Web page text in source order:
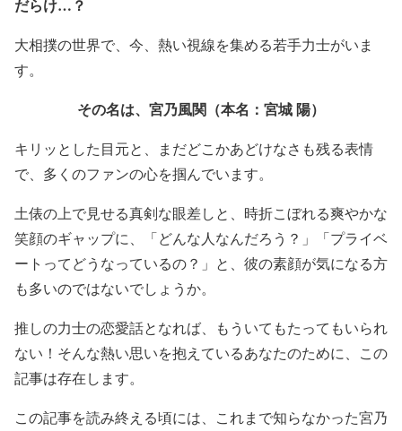
だらけ…？
大相撲の世界で、今、熱い視線を集める若手力士がいま
す。
その名は、宮乃風関（本名：宮城 陽）
キリッとした目元と、まだどこかあどけなさも残る表情
で、多くのファンの心を掴んでいます。
土俵の上で見せる真剣な眼差しと、時折こぼれる爽やかな
笑顔のギャップに、「どんな人なんだろう？」「プライベ
ートってどうなっているの？」と、彼の素顔が気になる方
も多いのではないでしょうか。
推しの力士の恋愛話となれば、もういてもたってもいられ
ない！そんな熱い思いを抱えているあなたのために、この
記事は存在します。
この記事を読み終える頃には、これまで知らなかった宮乃